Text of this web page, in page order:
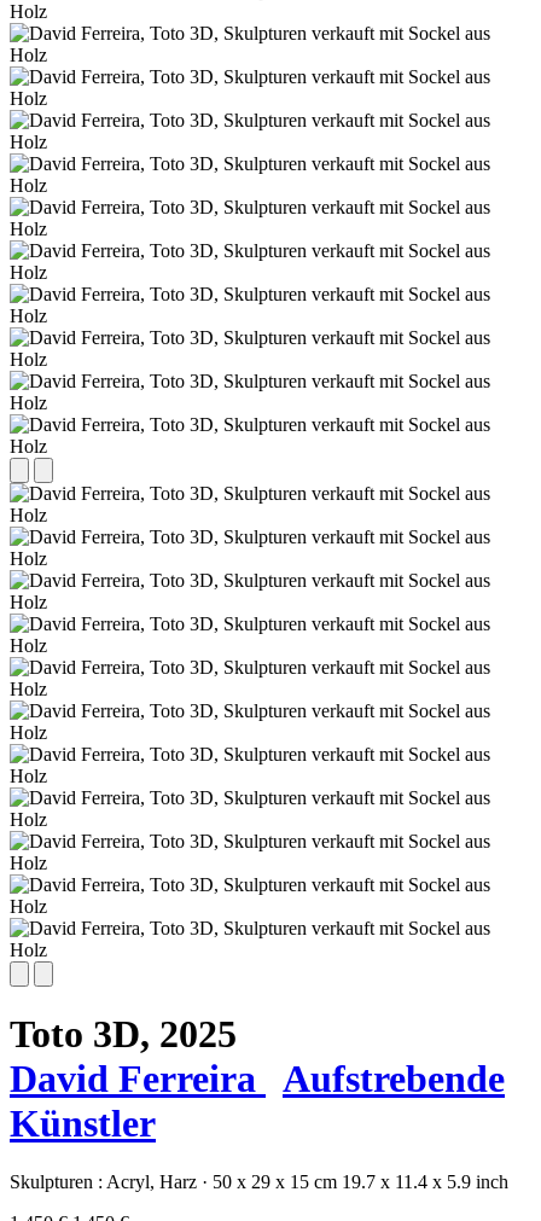
Toto 3D, 2025
David Ferreira
Aufstrebende
Künstler
Skulpturen : Acryl, Harz · 50 x 29 x 15 cm 19.7 x 11.4 x 5.9 inch